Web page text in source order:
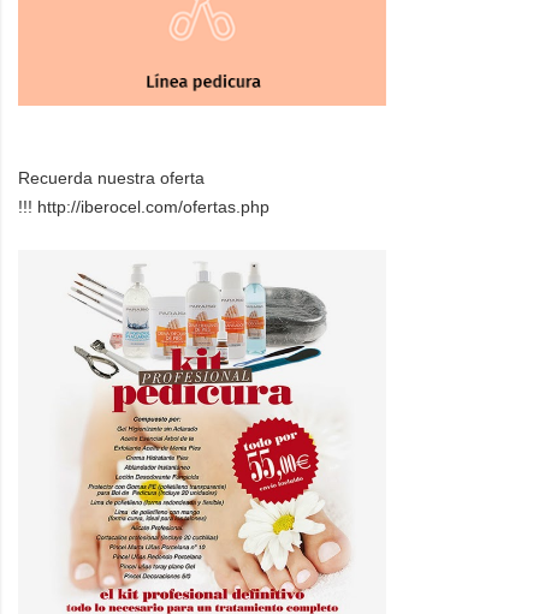
Recuerda nuestra oferta
!!! http://iberocel.com/ofertas.php